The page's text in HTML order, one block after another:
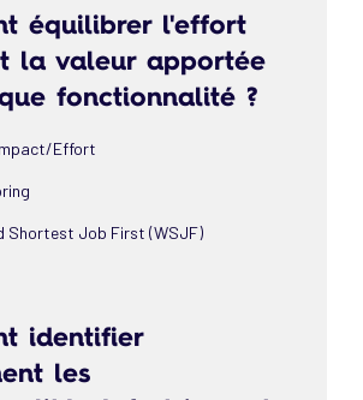
équilibrer l'effort
la valeur apportée
fonctionnalité ?
Effort
Shortest Job First (WSJF)
identifier
les